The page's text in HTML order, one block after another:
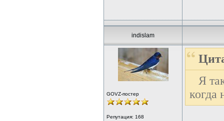
indislam
GOVZ-постер
Репутация: 168
Я
когда